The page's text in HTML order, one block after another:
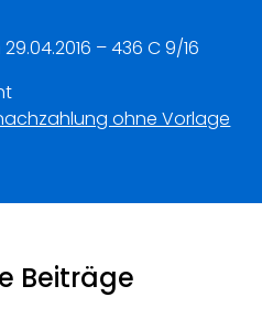
– 436 C 9/16
ohne Vorlage
Beiträge